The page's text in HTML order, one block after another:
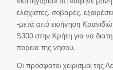
ελάχιστες, σοβαρές,
-μετά από εισήγηση
S300 στην Κρήτη για να
πορεία της νήσου.
Οι πρόσφατοι χειρισμοί της